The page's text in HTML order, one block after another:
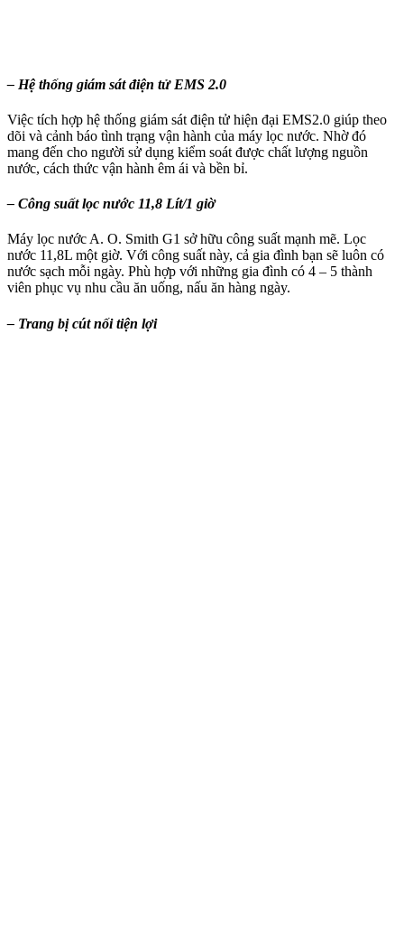
– Hệ thống giám sát điện tử EMS 2.0
Việc tích hợp hệ thống giám sát điện tử hiện đại EMS2.0 giúp theo
dõi và cảnh báo tình trạng vận hành của máy lọc nước. Nhờ đó
mang đến cho người sử dụng kiểm soát được chất lượng nguồn
nước, cách thức vận hành êm ái và bền bỉ.
– Công suất lọc nước 11,8 Lít/1 giờ
Máy lọc nước A. O. Smith G1 sở hữu công suất mạnh mẽ. Lọc
nước 11,8L một giờ. Với công suất này, cả gia đình bạn sẽ luôn có
nước sạch mỗi ngày. Phù hợp với những gia đình có 4 – 5 thành
viên phục vụ nhu cầu ăn uống, nấu ăn hàng ngày.
– Trang bị cút nối tiện lợi